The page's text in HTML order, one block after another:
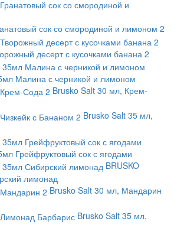
сок со смородиной и лимоном 2
десерт с кусочками банана 2
Малина с черникой и лимоном
Brusko Salt 30 мл, Крем-
Brusko Salt 35 мл,
Грейфруктовый сок с ягодами
BRUSKO
лимонад
Brusko Salt 30 мл, Мандарин
Brusko Salt 35 мл,